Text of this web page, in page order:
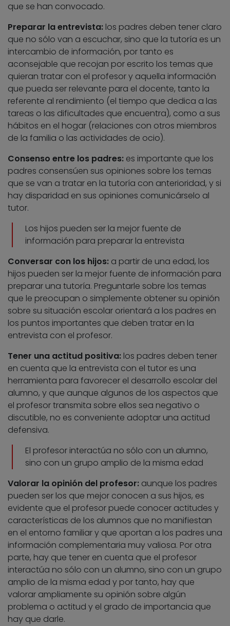
que se han convocado.
Preparar la entrevista: los padres deben tener claro
que no sólo van a escuchar, sino que la tutoría es un
intercambio de información, por tanto es
aconsejable que recojan por escrito los temas que
quieran tratar con el profesor y aquella información
que pueda ser relevante para el docente, tanto la
referente al rendimiento (el tiempo que dedica a las
tareas o las dificultades que encuentra), como a sus
hábitos en el hogar (relaciones con otros miembros
de la familia o las actividades de ocio).
Consenso entre los padres: es importante que los
padres consensúen sus opiniones sobre los temas
que se van a tratar en la tutoría con anterioridad, y si
hay disparidad en sus opiniones comunicárselo al
tutor.
Los hijos pueden ser la mejor fuente de
información para preparar la entrevista
Conversar con los hijos: a partir de una edad, los
hijos pueden ser la mejor fuente de información para
preparar una tutoría. Preguntarle sobre los temas
que le preocupan o simplemente obtener su opinión
sobre su situación escolar orientará a los padres en
los puntos importantes que deben tratar en la
entrevista con el profesor.
Tener una actitud positiva: los padres deben tener
en cuenta que la entrevista con el tutor es una
herramienta para favorecer el desarrollo escolar del
alumno, y que aunque algunos de los aspectos que
el profesor transmita sobre ellos sea negativo o
discutible, no es conveniente adoptar una actitud
defensiva.
El profesor interactúa no sólo con un alumno,
sino con un grupo amplio de la misma edad
Valorar la opinión del profesor: aunque los padres
pueden ser los que mejor conocen a sus hijos, es
evidente que el profesor puede conocer actitudes y
características de los alumnos que no manifiestan
en el entorno familiar y que aportan a los padres una
información complementaria muy valiosa. Por otra
parte, hay que tener en cuenta que el profesor
interactúa no sólo con un alumno, sino con un grupo
amplio de la misma edad y por tanto, hay que
valorar ampliamente su opinión sobre algún
problema o actitud y el grado de importancia que
hay que darle.